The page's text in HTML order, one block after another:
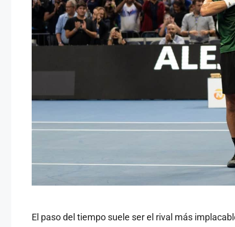
El paso del tiempo suele ser el rival más